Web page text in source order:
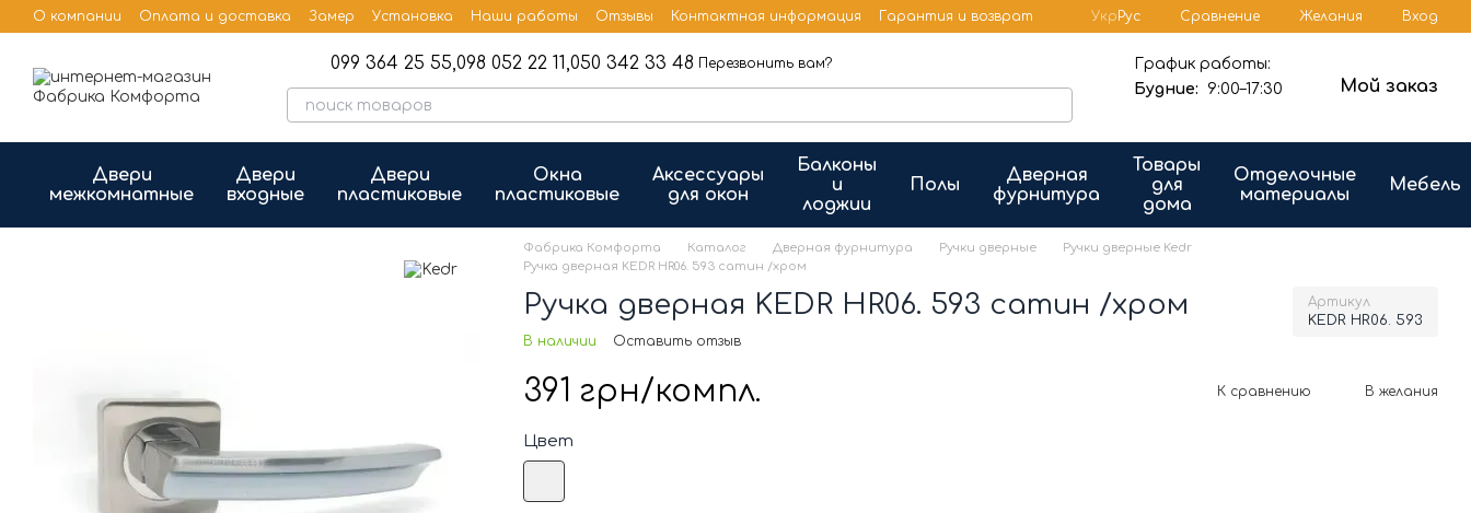
Перейти к основному контенту
О компании Оплата и доставка Замер Установка Наши работы Отзывы Контактная информация
Гарантия и возврат
Бренды
Публичная оферта
УкрРус Сравнение Желания Вход
099 364 25 55,098 052 22 11,050 342 33 48 Перезвонить вам?
График работы:
Будние:
9:00–17:30 Мой заказ
Двери
межкомнатные
Двери
входные
Двери
пластиковые
Окна
пластиковые
Аксессуары
для окон
Балконы
и
лоджии
Полы
Дверная
фурнитура
Товары
для
дома
Отделочные
материалы
Мебель
Фабрика Комфорта Каталог Дверная фурнитура Ручки дверные
Ручки дверные Kedr
Ручка дверная KEDR HR06. 593 сатин /хром
Ручка дверная KEDR HR06. 593 сатин /хром
Артикул
KEDR HR06. 593
В наличии
Оставить отзыв
391 грн/компл. К сравнению В желания
Цвет